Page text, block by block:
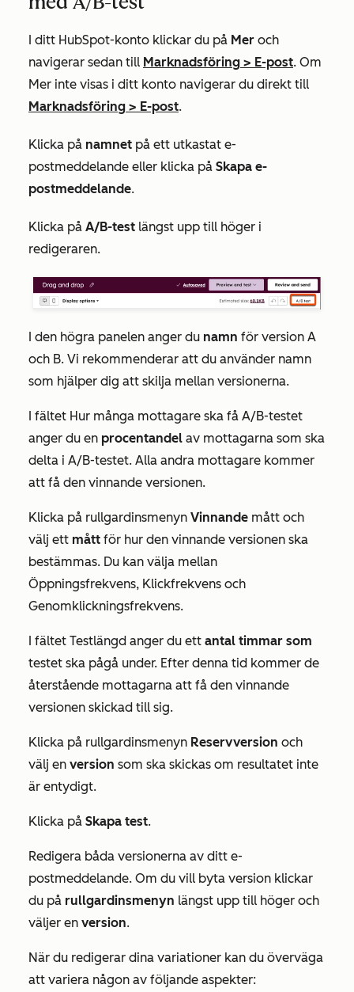
I ditt HubSpot-konto klickar du på Mer och
navigerar sedan till Marknadsföring > E-post. Om
Mer inte visas i ditt konto navigerar du direkt till
Marknadsföring > E-post.
Klicka på namnet på ett utkastat e-
postmeddelande eller klicka på Skapa e-
postmeddelande.
Klicka på A/B-test längst upp till höger i
redigeraren.
I den högra panelen anger du namn för version A
och B. Vi rekommenderar att du använder namn
som hjälper dig att skilja mellan versionerna.
I fältet Hur många mottagare ska få A/B-testet
anger du en procentandel av mottagarna som ska
delta i A/B-testet. Alla andra mottagare kommer
att få den vinnande versionen.
Klicka på rullgardinsmenyn Vinnande mått och
välj ett mått för hur den vinnande versionen ska
bestämmas. Du kan välja mellan
Öppningsfrekvens, Klickfrekvens och
Genomklickningsfrekvens.
I fältet Testlängd anger du ett antal timmar som
testet ska pågå under. Efter denna tid kommer de
återstående mottagarna att få den vinnande
versionen skickad till sig.
Klicka på rullgardinsmenyn Reservversion och
välj en version som ska skickas om resultatet inte
är entydigt.
Klicka på Skapa test.
Redigera båda versionerna av ditt e-
postmeddelande. Om du vill byta version klickar
du på rullgardinsmenyn längst upp till höger och
väljer en version.
När du redigerar dina variationer kan du överväga
att variera någon av följande aspekter: